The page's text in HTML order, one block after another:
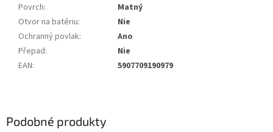
Povrch:
Matný
Otvor na batériu:
Nie
Ochranný povlak:
Ano
Přepad:
Nie
EAN: 5907709190979
Podobné produkty